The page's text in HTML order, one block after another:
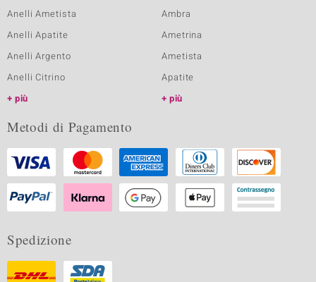
Anelli Ametista
Anelli Apatite
Anelli Argento
Anelli Citrino
più
Ambra
Ametrina
Ametista
Apatite
più
Metodi di Pagamento
Spedizione